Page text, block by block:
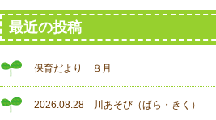
最近の投稿
保育だより ８月
2026.08.28 川あそび（ばら・きく）